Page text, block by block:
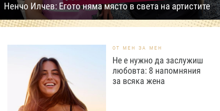
Ненчо Илчев: Егото няма място в света на артистите
ОТ МЕН ЗА МЕН
Не е нужно да заслужиш
любовта: 8 напомняния
за всяка жена